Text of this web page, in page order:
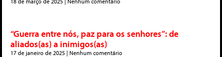
“Guerra entre nós, paz para os senhores”: de
aliados(as) a inimigos(as)
17 de janeiro de 2025 Nenhum comentário